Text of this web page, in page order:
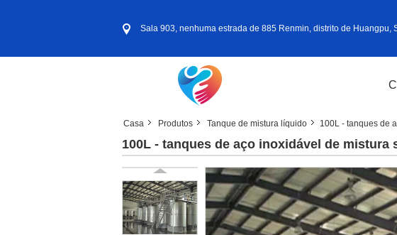
Sala 903, nenhuma estrada de 885 Renmin, distrito de Huangpu,
Casa Produtos Tanque de mistura líquido 100L - tanques de
100L - tanques de aço inoxidável de